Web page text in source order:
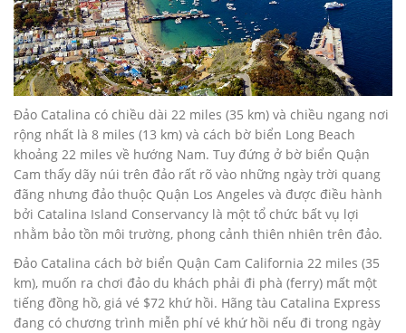
Ðảo Catalina có chiều dài 22 miles (35 km) và chiều ngang nơi
rộng nhất là 8 miles (13 km) và cách bờ biển Long Beach
khoảng 22 miles về hướng Nam. Tuy đứng ở bờ biển Quận
Cam thấy dãy núi trên đảo rất rõ vào những ngày trời quang
đãng nhưng đảo thuộc Quận Los Angeles và được điều hành
bởi Catalina Island Conservancy là một tổ chức bất vụ lợi
nhằm bảo tồn môi trường, phong cảnh thiên nhiên trên đảo.
Ðảo Catalina cách bờ biển Quận Cam California 22 miles (35
km), muốn ra chơi đảo du khách phải đi phà (ferry) mất một
tiếng đồng hồ, giá vé $72 khứ hồi. Hãng tàu Catalina Express
đang có chương trình miễn phí vé khứ hồi nếu đi trong ngày